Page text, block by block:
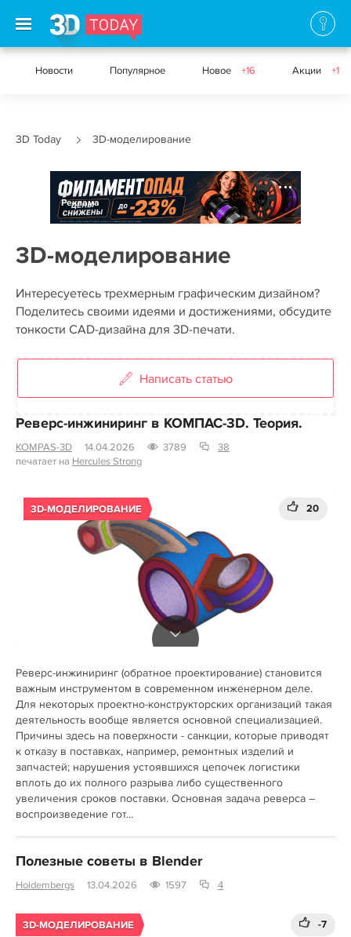
Новости Популярное Новое +16 Акции +1
3D Today 3D-моделирование
Реклама
3D-моделирование
Интересуетесь трехмерным графическим дизайном?
Поделитесь своими идеями и достижениями, обсудите
тонкости CAD-дизайна для 3D-печати.
Написать статью
Реверс-инжиниринг в КОМПАС-3D. Теория.
KOMPAS-3D 14.04.2026 3789
38
печатает на Hercules Strong
3D-МОДЕЛИРОВАНИЕ 20
Реверс‑инжиниринг (обратное проектирование) становится
важным инструментом в современном инженерном деле.
Для некоторых проектно-конструкторских организаций такая
деятельность вообще является основной специализацией.
Причины здесь на поверхности - санкции, которые приводят
к отказу в поставках, например, ремонтных изделий и
запчастей; нарушения устоявшихся цепочек логистики
вплоть до их полного разрыва либо существенного
увеличения сроков поставки. Основная задача реверса –
воспроизведение гот...
Полезные советы в Blender
Holdembergs 13.04.2026 1597 4
3D-МОДЕЛИРОВАНИЕ -7